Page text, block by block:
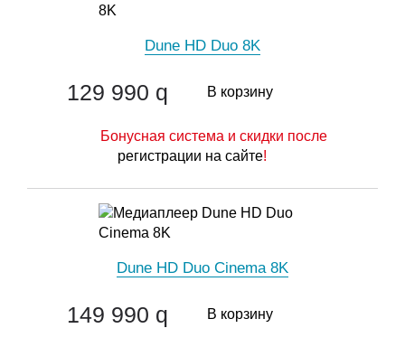
Dune HD Duo 8K
129 990 q В корзину
Бонусная система и скидки после
регистрации на сайте!
Dune HD Duo Cinema 8K
149 990 q В корзину